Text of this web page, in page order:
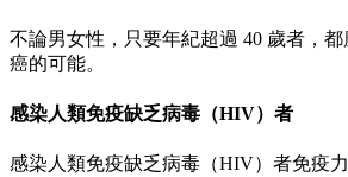
不論男女性，只要年紀超過 40 歲者，
癌的可能。
感染人類免疫缺乏病毒（HIV）者
感染人類免疫缺乏病毒（HIV）者免疫